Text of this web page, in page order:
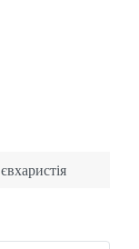
євхаристія